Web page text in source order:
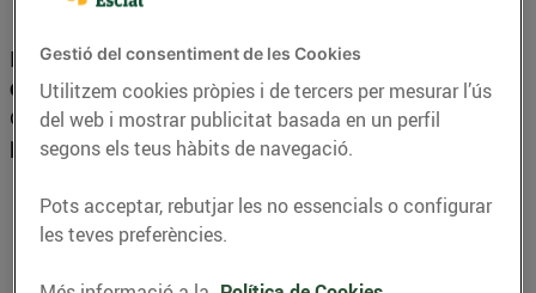
El dia de la promoció, s’emetun val de 5€ de
descompte per cada 10€ de comprafins a un màxim
de 20 vals. En cap cas s’emetran vals inferiors a 5€
per l’import restant.
Import de la compra
Vals emesos
Gestió del consentiment de les Cookies
Utilitzem cookies pròpies i de tercers per mesurar l’ús
del web i mostrar publicitat basada en un perfil
segons els teus hàbits de navegació.
Pots acceptar, rebutjar les no essencials o configurar
les teves preferències.